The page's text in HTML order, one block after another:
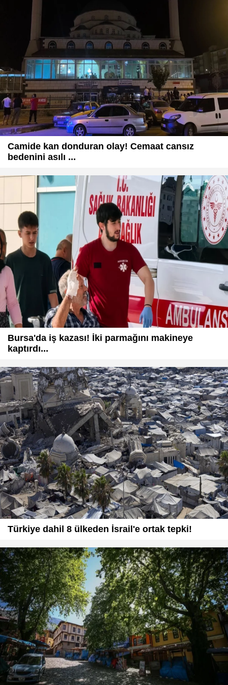
Camide kan donduran olay! Cemaat cansız
bedenini asılı ...
Bursa'da iş kazası! İki parmağını makineye
kaptırdı...
Türkiye dahil 8 ülkeden İsrail'e ortak tepki!